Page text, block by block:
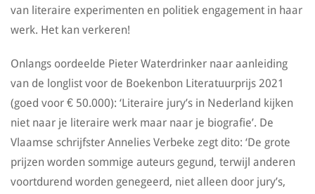
van literaire experimenten en politiek engagement in haar
werk. Het kan verkeren!
Onlangs oordeelde Pieter Waterdrinker naar aanleiding
van de longlist voor de Boekenbon Literatuurprijs 2021
(goed voor € 50.000): ‘Literaire jury’s in Nederland kijken
niet naar je literaire werk maar naar je biografie’. De
Vlaamse schrijfster Annelies Verbeke zegt dito: ‘De grote
prijzen worden sommige auteurs gegund, terwijl anderen
voortdurend worden genegeerd, niet alleen door jury’s,